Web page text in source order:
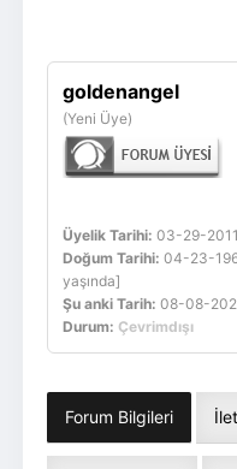
goldenangel
(Yeni Üye)
Üyelik Tarihi: 03-29-2011
Doğum Tarihi: 04-23-
yaşında]
Şu anki Tarih: 08-08-
Durum: Çevrimdışı
Forum Bilgileri